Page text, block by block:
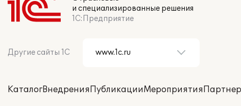
и специализированные решения
1С:Предприятие
Другие сайты 1С
КаталогВнедренияПубликацииМероприятия